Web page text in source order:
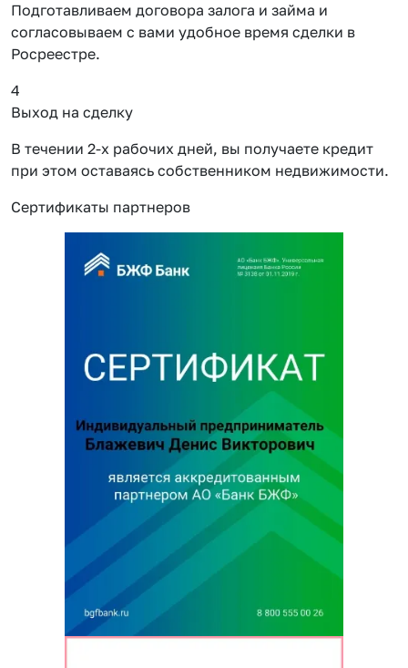
Подготавливаем договора залога и займа и
согласовываем с вами удобное время сделки в
Росреестре.
4
Выход на сделку
В течении 2-х рабочих дней, вы получаете кредит
при этом оставаясь собственником недвижимости.
Сертификаты партнеров